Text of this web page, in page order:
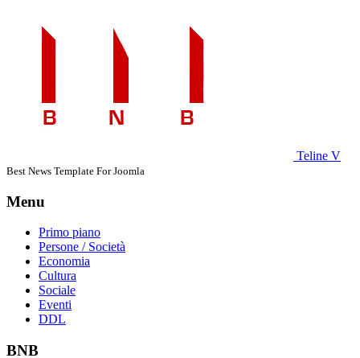
Teline V
Best News Template For Joomla
Menu
Primo piano
Persone / Società
Economia
Cultura
Sociale
Eventi
DDL
BNB